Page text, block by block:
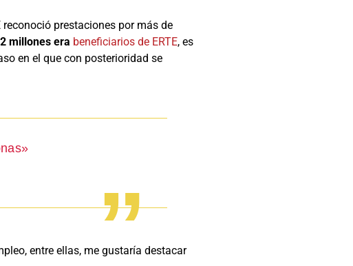
prestaciones por más de
millones era beneficiarios de ERTE, es
en el que con posterioridad se
entre ellas, me gustaría destacar